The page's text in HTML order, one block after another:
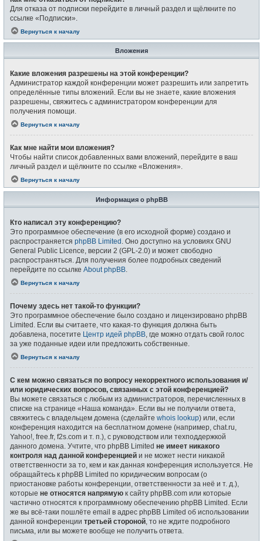
Для отказа от подписки перейдите в личный раздел и щёлкните по
ссылке «Подписки».
Вернуться к началу
Вложения
Какие вложения разрешены на этой конференции?
Администратор каждой конференции может разрешить или запретить
определённые типы вложений. Если вы не знаете, какие вложения
разрешены, свяжитесь с администратором конференции для
получения помощи.
Вернуться к началу
Как мне найти мои вложения?
Чтобы найти список добавленных вами вложений, перейдите в ваш
личный раздел и щёлкните по ссылке «Вложения».
Вернуться к началу
Информация о phpBB
Кто написал эту конференцию?
Это программное обеспечение (в его исходной форме) создано и
распространяется phpBB Limited . Оно доступно на условиях GNU
General Public Licence, версии 2 (GPL-2.0) и может свободно
распространяться. Для получения более подробных сведений
перейдите по ссылке About phpBB
Вернуться к началу
Почему здесь нет такой-то функции?
Это программное обеспечение было создано и лицензировано phpBB
Limited. Если вы считаете, что какая-то функция должна быть
добавлена, посетите Центр идей phpBB , где можно отдать свой голос
за уже поданные идеи или предложить собственные.
Вернуться к началу
С кем можно связаться по вопросу некорректного использования и/
или юридических вопросов, связанных с этой конференцией?
Вы можете связаться с любым из администраторов, перечисленных в
списке на странице «Наша команда». Если вы не получили ответа,
свяжитесь с владельцем домена (сделайте whois lookup) или, если
конференция находится на бесплатном домене (например, chat.ru,
Yahoo!, free.fr, f2s.com и т. п.), с руководством или техподдержкой
данного домена. Учтите, что phpBB Limited не имеет никакого
контроля над данной конференцией и не может нести никакой
ответственности за то, кем и как данная конференция используется. Не
обращайтесь к phpBB Limited по юридическим вопросам (о
приостановке работы конференции, ответственности за неё и т. д.),
которые не относятся напрямую к сайту phpBB.com или которые
частично относятся к программному обеспечению phpBB Limited. Если
же вы всё-таки пошлёте email в адрес phpBB Limited об использовании
данной конференции третьей стороной , то не ждите подробного
письма, или вы можете вообще не получить ответа.